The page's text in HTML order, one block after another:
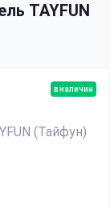
TAYFUN
в наличии